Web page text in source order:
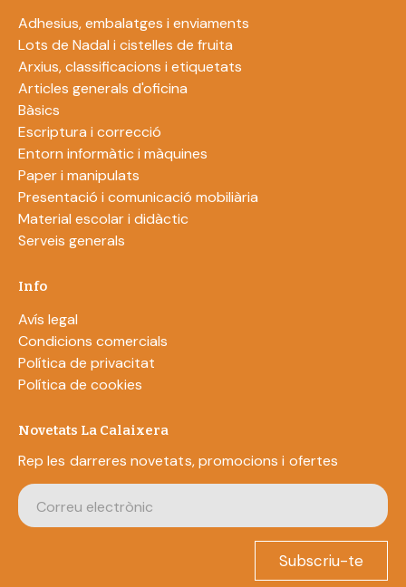
Adhesius, embalatges i enviaments
Lots de Nadal i cistelles de fruita
Arxius, classificacions i etiquetats
Articles generals d'oficina
Bàsics
Escriptura i correcció
Entorn informàtic i màquines
Paper i manipulats
Presentació i comunicació mobiliària
Material escolar i didàctic
Serveis generals
Info
Avís legal
Condicions comercials
Política de privacitat
Política de cookies
Novetats La Calaixera
Rep les darreres novetats, promocions i ofertes
Subscriu-te